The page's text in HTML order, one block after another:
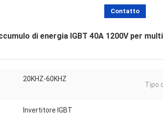
Contatto
di energia IGBT 40A 1200V per
20KHZ-60KHZ
Tipo
Invertitore IGBT